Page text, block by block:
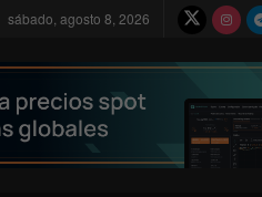
sábado, agosto 8, 2026